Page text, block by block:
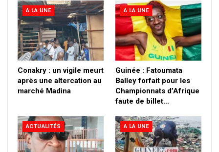
A LA UNE
Conakry : un vigile meurt
après une altercation au
marché Madina
A LA UNE
Guinée : Fatoumata
Balley forfait pour les
Championnats d’Afrique
faute de billet…
ACTUALITÉS A LA UNE